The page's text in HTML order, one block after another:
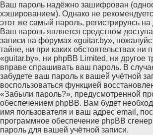
Ваш пароль надёжно зашифрован
хэшированием). Однако не
этот же самый пароль, регистрируясь на
Ваш пароль является средством
записи на форумах «guitar.by»,
тайне, ни при каких обстоятельствах ни
«guitar.by», ни phpBB Limited, ни другое
вправе спрашивать ваш пароль. В
забудете ваш пароль к вашей учётной
воспользоваться функцией
«Забыли пароль?», предусмотренной
обеспечением phpBB. Вам будет
имя пользователя и ваш адрес email,
программное обеспечение phpBB
пароль для вашей учётной записи.